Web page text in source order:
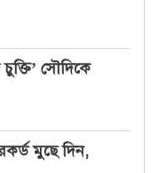
চুক্তি’ সৌদিকে
মুছে দিন,